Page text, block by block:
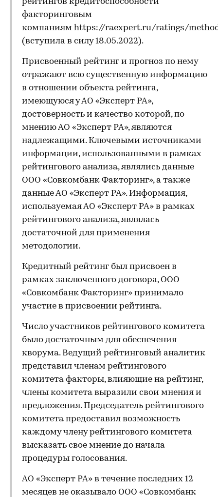
факторинговым
компаниям https://raexpert.ru/ratings/
(вступила в силу 18.05.2022).
Присвоенный рейтинг и прогноз по нему
отражают всю существенную информацию
в отношении объекта рейтинга,
имеющуюся у АО «Эксперт РА»,
достоверность и качество которой, по
мнению АО «Эксперт РА», являются
надлежащими. Ключевыми источниками
информации, использованными в рамках
рейтингового анализа, являлись данные
ООО «Совкомбанк Факторинг», а также
данные АО «Эксперт РА». Информация,
используемая АО «Эксперт РА» в рамках
рейтингового анализа, являлась
достаточной для применения
методологии.
Кредитный рейтинг был присвоен в
рамках заключенного договора, ООО
«Совкомбанк Факторинг» принимало
участие в присвоении рейтинга.
Число участников рейтингового комитета
было достаточным для обеспечения
кворума. Ведущий рейтинговый аналитик
представил членам рейтингового
комитета факторы, влияющие на рейтинг,
члены комитета выразили свои мнения и
предложения. Председатель рейтингового
комитета предоставил возможность
каждому члену рейтингового комитета
высказать свое мнение до начала
процедуры голосования.
АО «Эксперт РА» в течение последних 12
месяцев не оказывало ООО «Совкомбанк